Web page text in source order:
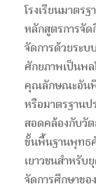
โรงเรียนมาตร
หลักสูตรการจัด
จัดการด้วยระ
ศักยภาพเป็นพ
คุณลักษณะอันพึ
หรือมาตรฐาน
สอดคล้องกับวั
ขั้นพื้นฐานพุทธ
เยาวชนสำหรั
จัดการศึกษาขอ